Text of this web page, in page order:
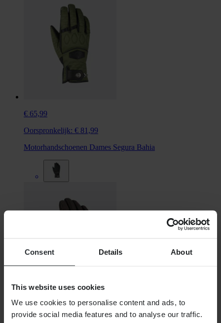
Consent Details About
This website uses cookies
We use cookies to personalise content and ads, to
provide social media features and to analyse our traffic.
€ 65,99
Oorspronkelijk: € 81,99
Motorhandschoenen Dames Segura Bahia
Super price
€ 47,99